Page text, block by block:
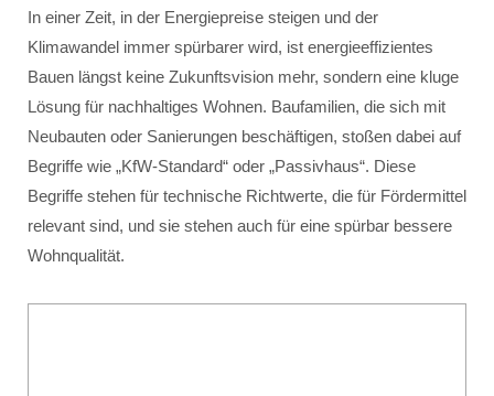
In einer Zeit, in der Energiepreise steigen und der
Klimawandel immer spürbarer wird, ist energieeffizientes
Bauen längst keine Zukunftsvision mehr, sondern eine kluge
Lösung für nachhaltiges Wohnen. Baufamilien, die sich mit
Neubauten oder Sanierungen beschäftigen, stoßen dabei auf
Begriffe wie „KfW-Standard“ oder „Passivhaus“. Diese
Begriffe stehen für technische Richtwerte, die für Fördermittel
relevant sind, und sie stehen auch für eine spürbar bessere
Wohnqualität.